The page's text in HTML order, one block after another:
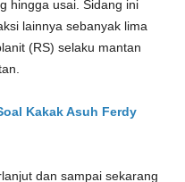
hingga usai. Sidang ini
lainnya sebanyak lima
(RS) selaku mantan
Kakak Asuh Ferdy
dan sampai sekarang